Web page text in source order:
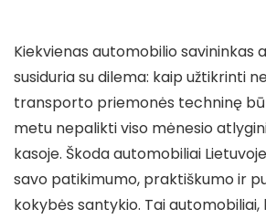
Kiekvienas automobilio savininkas
susiduria su dilema: kaip užtikrinti
transporto priemonės techninę
metu nepalikti viso mėnesio
kasoje. Škoda automobiliai
savo patikimumo, praktiškumo ir
kokybės santykio. Tai automobiliai,